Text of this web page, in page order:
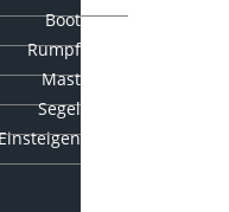
Boot
Rumpf
Mast
Segel